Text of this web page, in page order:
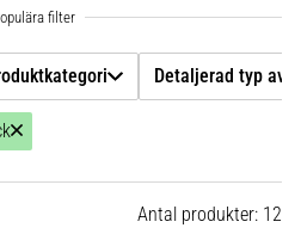
Detaljerad typ av
Antal produkter: 12